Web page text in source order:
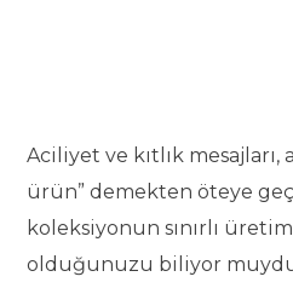
Aciliyet ve kıtlık mesajları,
ürün” demekten öteye
koleksiyonun sınırlı
olduğunuzu biliyor